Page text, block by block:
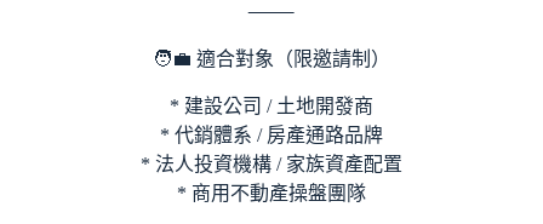
⸻
🧑‍💼 適合對象（限邀請制）
* 建設公司 / 土地開發商
* 代銷體系 / 房產通路品牌
* 法人投資機構 / 家族資產配置
* 商用不動產操盤團隊